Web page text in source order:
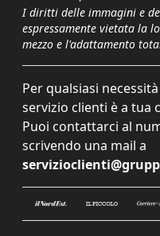
I diritti delle immagini e
espressamente vietata la
mezzo e l'adattamento
Per qualsiasi
servizio clienti è a tua
Puoi contattarci al
scrivendo una mail a